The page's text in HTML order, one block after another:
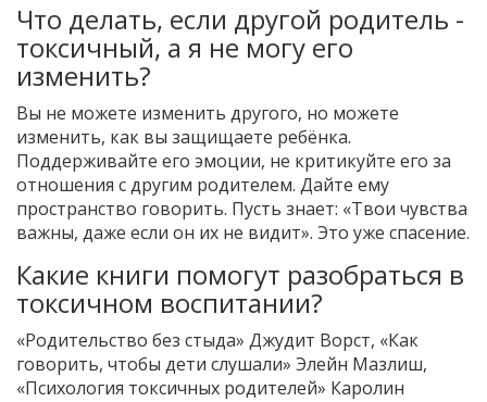
Что делать, если другой родитель -
токсичный, а я не могу его
изменить?
Вы не можете изменить другого, но можете
изменить, как вы защищаете ребёнка.
Поддерживайте его эмоции, не критикуйте его за
отношения с другим родителем. Дайте ему
пространство говорить. Пусть знает: «Твои чувства
важны, даже если он их не видит». Это уже спасение.
Какие книги помогут разобраться в
токсичном воспитании?
«Родительство без стыда» Джудит Ворст, «Как
говорить, чтобы дети слушали» Элейн Мазлиш,
«Психология токсичных родителей» Каролин